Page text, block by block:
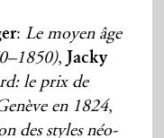
:Le moyen âge
, Jacky
le prix de
en 1824,
des styles néo-